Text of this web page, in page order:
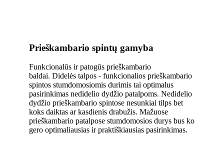
Prieškambario spintų gamyba
Funkcionalūs ir patogūs prieškambario
baldai. Didelės talpos - funkcionalios prieškambario
spintos stumdomosiomis durimis tai optimalus
pasirinkimas nedidelio dydžio patalpoms. Nedidelio
dydžio prieškambario spintose nesunkiai tilps bet
koks daiktas ar kasdienis drabužis. Mažuose
prieškambario patalpose stumdomosios durys bus ko
gero optimaliausias ir praktiškiausias pasirinkimas.